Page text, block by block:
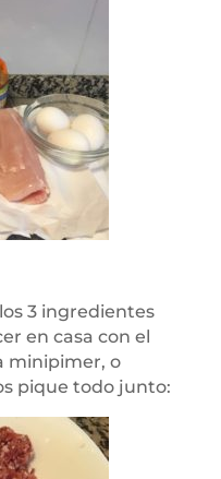
3 ingredientes
en casa con el
minipimer, o
pique todo junto: